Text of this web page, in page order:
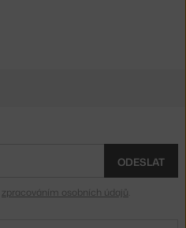
ODESLAT
zpracováním osobních údajů